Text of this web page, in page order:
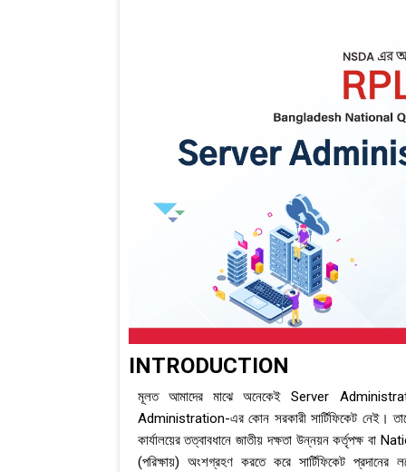
INTRODUCTION
মূলত আমাদের মাঝে অনেকেই Server
Administration-এর কোন সরকারী সার্টিফিকেট নেই। তাদের
কার্যালয়ের তত্বাবধানে জাতীয় দক্ষতা উন্নয়ন
(পরিক্ষায়) অংশগ্রহণ করতে করে সার্টিফিকেট